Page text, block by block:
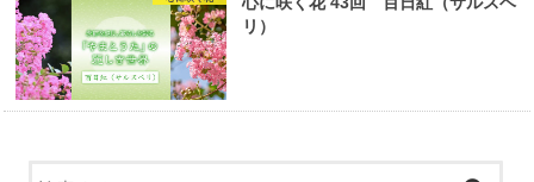
リ）